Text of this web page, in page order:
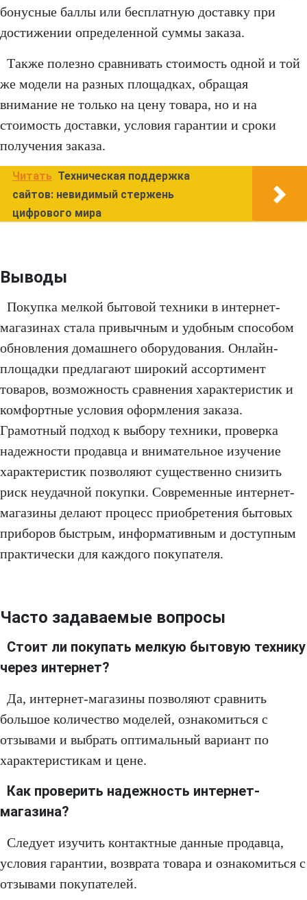
бонусные баллы или бесплатную доставку при
достижении определенной суммы заказа.
Также полезно сравнивать стоимость одной и той
же модели на разных площадках, обращая
внимание не только на цену товара, но и на
стоимость доставки, условия гарантии и сроки
получения заказа.
Читать Техническая поддержка
сайтов: невидимый стержень
цифрового мира
Выводы
Покупка мелкой бытовой техники в интернет-
магазинах стала привычным и удобным способом
обновления домашнего оборудования. Онлайн-
площадки предлагают широкий ассортимент
товаров, возможность сравнения характеристик и
комфортные условия оформления заказа.
Грамотный подход к выбору техники, проверка
надежности продавца и внимательное изучение
характеристик позволяют существенно снизить
риск неудачной покупки. Современные интернет-
магазины делают процесс приобретения бытовых
приборов быстрым, информативным и доступным
практически для каждого покупателя.
Часто задаваемые вопросы
Стоит ли покупать мелкую бытовую технику
через интернет?
Да, интернет-магазины позволяют сравнить
большое количество моделей, ознакомиться с
отзывами и выбрать оптимальный вариант по
характеристикам и цене.
Как проверить надежность интернет-
магазина?
Следует изучить контактные данные продавца,
условия гарантии, возврата товара и ознакомиться с
отзывами покупателей.